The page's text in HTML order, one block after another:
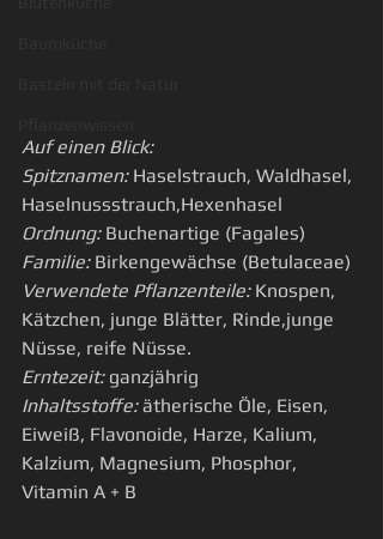
Auf einen Blick:
Spitznamen: Haselstrauch, Waldhasel,
Haselnussstrauch,Hexenhasel
Ordnung: Buchenartige (Fagales)
Familie: Birkengewächse (Betulaceae)
Verwendete Pflanzenteile: Knospen,
Kätzchen, junge Blätter, Rinde,junge
Nüsse, reife Nüsse.
Erntezeit: ganzjährig
Inhaltsstoffe: ätherische Öle, Eisen,
Eiweiß, Flavonoide, Harze, Kalium,
Kalzium, Magnesium, Phosphor,
Vitamin A + B